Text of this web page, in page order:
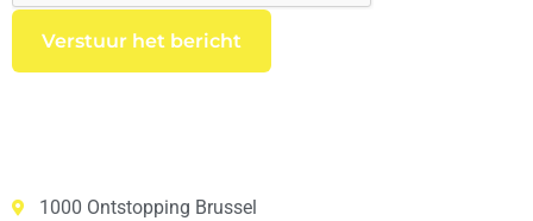
1000 Ontstopping Brussel